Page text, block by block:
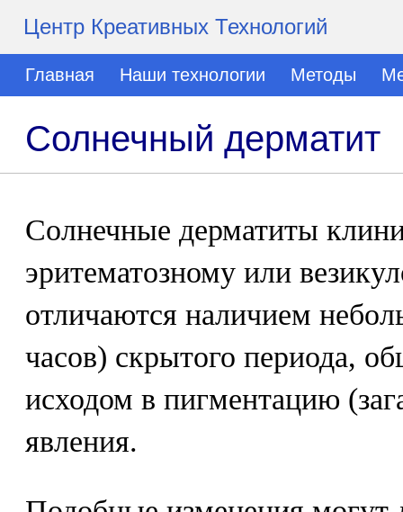
Центр Креативных Технологий
Главная Наши технологии Методы
Солнечный дерматит
Солнечные дерматиты
эритематозному или
отличаются наличием
часов) скрытого периода,
исходом в пигментацию
явления.